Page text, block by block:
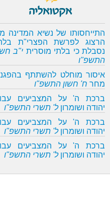
אקטואליה
התייחסותו של נשיא המדינה
הרצוג לפרשת הפצרי"ת
נסבלת כי בלתי מוסרית י"ב
התשפ"ו
איסור מוחלט להשתתף
מחר ח' חשון התשפ"ו
ברכת ה' על המצביעים
יהודה ושומרון ל' תשרי התשפ"ו
ברכת ה' על המצביעים
יהודה ושומרון ל' תשרי התשפ"ו
ברכת ה' על המצביעים
יהודה ושומרון ל' תשרי התשפ"ו